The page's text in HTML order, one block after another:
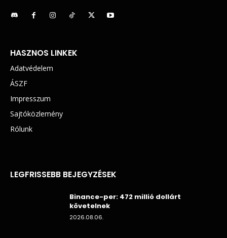
HASZNOS LINKEK
Adatvédelem
ÁSZF
Impresszum
Sajtóközlemény
Rólunk
LEGFRISSEBB BEJEGYZÉSEK
Binance-per: 472 millió dollárt
követelnek
2026.08.06.